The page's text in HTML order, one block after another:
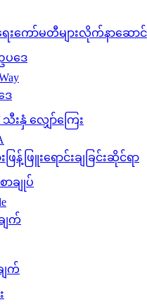
ေးကော်မတီများလိုက်နာဆော
ပဒေ
ေ
သီးနှံ လျှော်ကြေး
ြန့်ဖြူးရောင်းချခြင်းဆိုင်ရာ
ာချုပ်
ျက်
ျက်